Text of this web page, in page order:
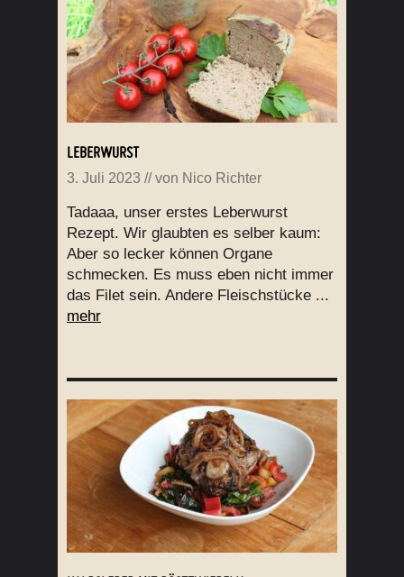
LEBERWURST
3. Juli 2023 // von Nico Richter
Tadaaa, unser erstes Leberwurst
Rezept. Wir glaubten es selber kaum:
Aber so lecker können Organe
schmecken. Es muss eben nicht immer
das Filet sein. Andere Fleischstücke ...
mehr